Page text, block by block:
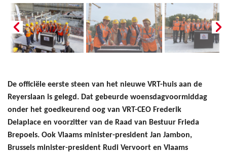
De officiële eerste steen van het nieuwe VRT-huis aan de
Reyerslaan is gelegd. Dat gebeurde woensdagvoormiddag
onder het goedkeurend oog van VRT-CEO Frederik
Delaplace en voorzitter van de Raad van Bestuur Frieda
Brepoels. Ook Vlaams minister-president Jan Jambon,
Brussels minister-president Rudi Vervoort en Vlaams